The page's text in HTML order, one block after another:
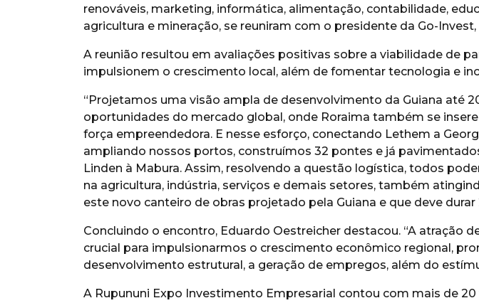
renováveis, marketing, informática, alimentação, contabilidade,
agricultura e mineração, se reuniram com o presidente da Go-
A reunião resultou em avaliações positivas sobre a viabilidade de
impulsionem o crescimento local, além de fomentar tecnologia e
“Projetamos uma visão ampla de desenvolvimento da Guiana até
oportunidades do mercado global, onde Roraima também se
força empreendedora. E nesse esforço, conectando Lethem a
ampliando nossos portos, construímos 32 pontes e já
Linden à Mabura. Assim, resolvendo a questão logística, todos
na agricultura, indústria, serviços e demais setores, também
este novo canteiro de obras projetado pela Guiana e que deve durar
Concluindo o encontro, Eduardo Oestreicher destacou. “A atração
crucial para impulsionarmos o crescimento econômico regional,
desenvolvimento estrutural, a geração de empregos, além do
A Rupununi Expo Investimento Empresarial contou com mais de